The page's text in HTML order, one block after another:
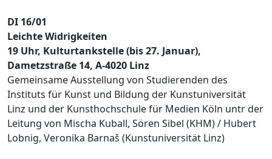
DI 16/01
Leichte Widrigkeiten
19 Uhr, Kulturtankstelle (bis 27. Januar),
Dametzstraße 14, A-4020 Linz
Gemeinsame Ausstellung von Studierenden des
Instituts für Kunst und Bildung der Kunstuniversität
Linz und der Kunsthochschule für Medien Köln untr der
Leitung von Mischa Kuball, Sören Sibel (KHM) / Hubert
Lobnig, Veronika Barnaš (Kunstuniversität Linz)